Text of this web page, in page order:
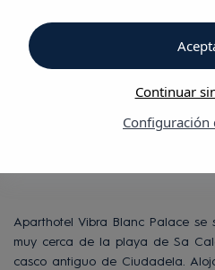
Hotel en
línea de
kilómetros
Aparthotel Vibra Blanc Palace se
muy cerca de la playa de Sa
casco antiguo de Ciudadela.
Configuración
Continuar